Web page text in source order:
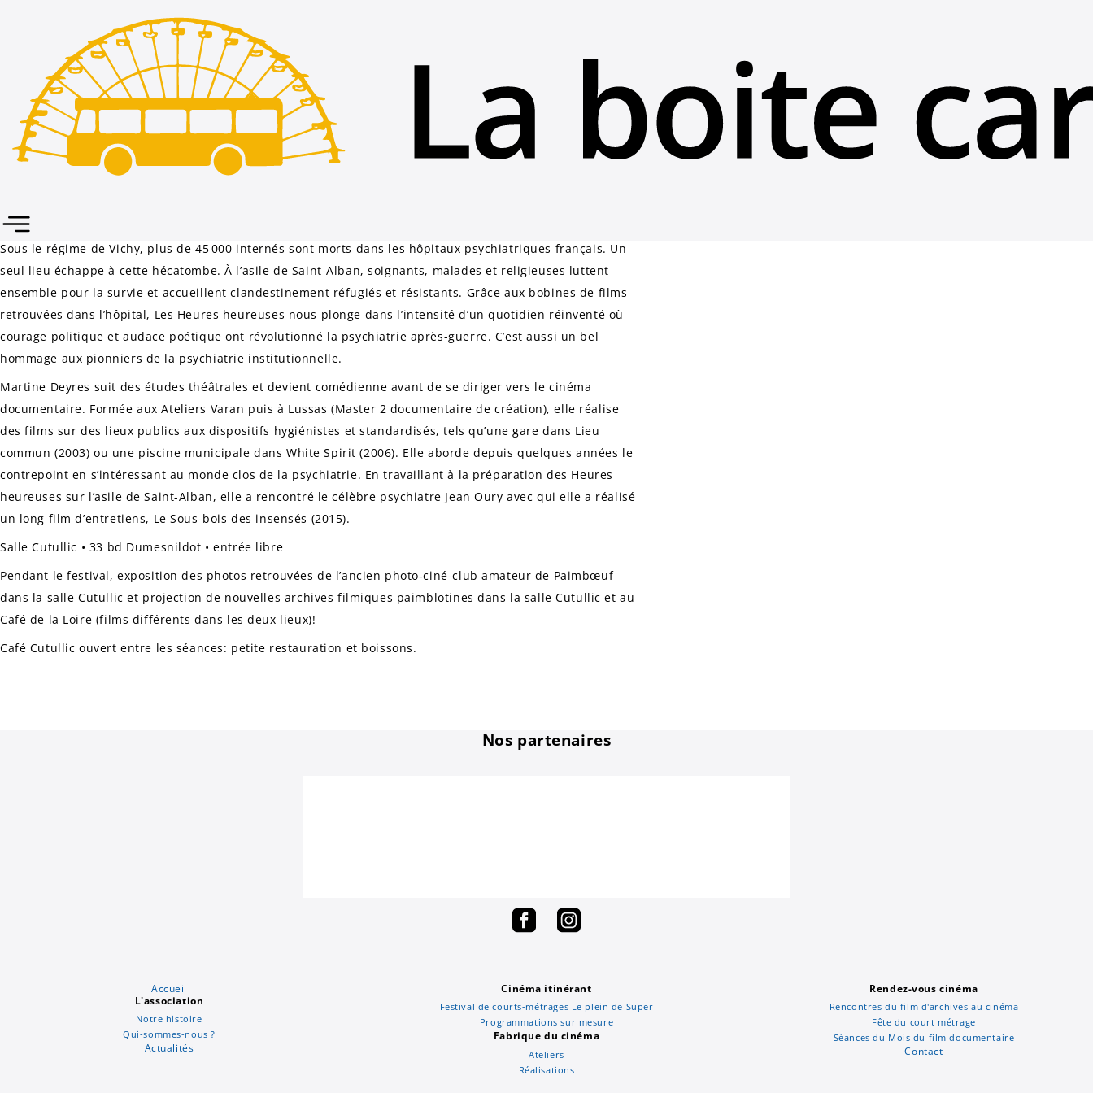
Les Heures heureuses, projection-rencontre avec la
réalisatrice Martine Deyres
Le 17-01-2026 à 14:00
PAIMBOEUF, SALLE CUTULLIC
RENCONTRES DU FILM D'ARCHIVES AU CINÉMA
Martine Deyres • France • 1h17 • 2019
Sous le régime de Vichy, plus de 45 000 internés sont morts dans les hôpitaux psychiatriques français. Un
seul lieu échappe à cette hécatombe. À l’asile de Saint-Alban, soignants, malades et religieuses luttent
ensemble pour la survie et accueillent clandestinement réfugiés et résistants. Grâce aux bobines de films
retrouvées dans l’hôpital, Les Heures heureuses nous plonge dans l’intensité d’un quotidien réinventé où
courage politique et audace poétique ont révolutionné la psychiatrie après-guerre. C’est aussi un bel
hommage aux pionniers de la psychiatrie institutionnelle.
Martine Deyres suit des études théâtrales et devient comédienne avant de se diriger vers le cinéma
documentaire. Formée aux Ateliers Varan puis à Lussas (Master 2 documentaire de création), elle réalise
des films sur des lieux publics aux dispositifs hygiénistes et standardisés, tels qu’une gare dans Lieu
commun (2003) ou une piscine municipale dans White Spirit(2006). Elle aborde depuis quelques années le
contrepoint en s’intéressant au monde clos de la psychiatrie. En travaillant à la préparation des Heures
heureuses sur l’asile de Saint-Alban, elle a rencontré le célèbre psychiatre Jean Oury avec qui elle a réalisé
un long film d’entretiens, Le Sous-bois des insensés (2015).
Salle Cutullic • 33 bd Dumesnildot • entrée libre
Pendant le festival, exposition des photos retrouvées de l’ancien photo‑ciné-club amateur de Paimbœuf
dans la salle Cutullic et projection de nouvelles archives filmiques paimblotines dans la salle Cutullic et au
Café de la Loire (films différents dans les deux lieux)!
Café Cutullic ouvert entre les séances: petite restauration et boissons.
Nos partenaires
Accueil
L'association
Notre histoire
Qui-sommes-nous ?
Actualités
Cinéma itinérant
Festival de courts-métrages Le plein de Super
Programmations sur mesure
Fabrique du cinéma
Ateliers
Réalisations
Rendez-vous cinéma
Rencontres du film d'archives au cinéma
Fête du court métrage
Séances du Mois du film documentaire
Contact